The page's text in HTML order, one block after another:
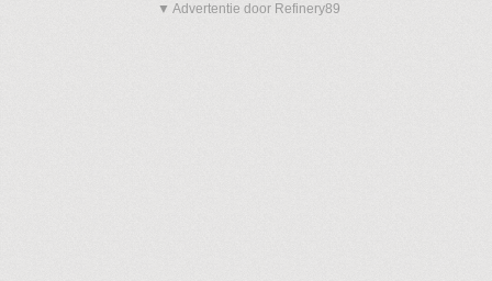
▼ Advertentie door Refinery89